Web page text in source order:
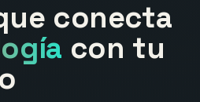
conecta
con tu